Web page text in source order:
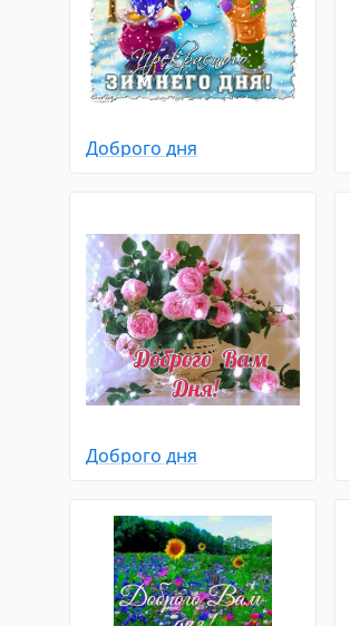
Доброго дня
Доброго дня